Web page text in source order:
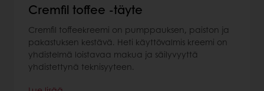
Cremfil toffee -täyte
Cremfil toffeekreemi on pumppauksen, paiston ja
pakastuksen kestävä. Heti käyttövalmis kreemi on
yhdistelmä loistavaa makua ja säilyvyyttä
yhdistettynä teknisyyteen.